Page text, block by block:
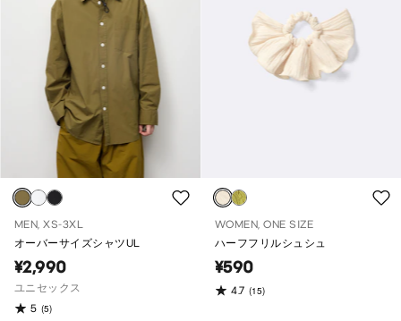
MEN, XS-3XL
オーバーサイズシャツUL
¥2,990
ユニセックス
5 (5)
WOMEN, ONE SIZE
ハーフフリルシュシュ
¥590
4.7 (15)